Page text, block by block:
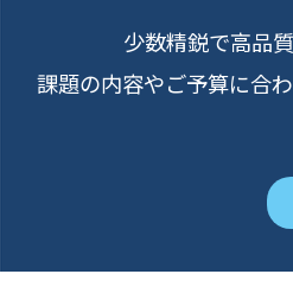
少数精鋭で高品
課題の内容やご予算に合